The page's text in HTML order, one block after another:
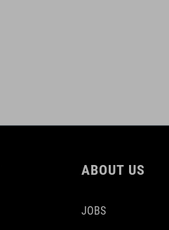
ABOUT US
JOBS